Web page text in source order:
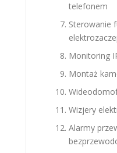
telefonem
Sterowanie
Monitoring
Montaż
Wizjery
Alarmy